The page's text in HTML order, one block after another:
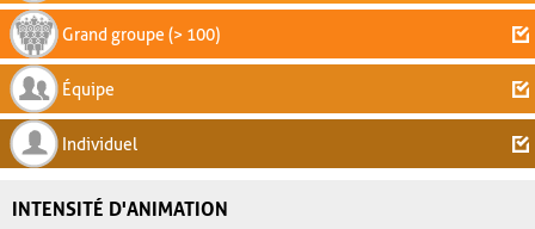
Grand groupe (> 100)
Équipe
Individuel
INTENSITÉ D'ANIMATION